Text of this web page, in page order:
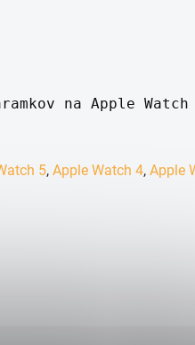
na Apple
5, Apple Watch 4, Apple